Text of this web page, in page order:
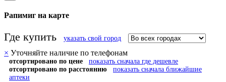
Рапимиг на карте
Где купить указать свой город
× Уточняйте наличие по телефонам
отсортировано по цене
показать сначала где дешевле
отсортировано по расстоянию
показать сначала ближайшие
аптеки